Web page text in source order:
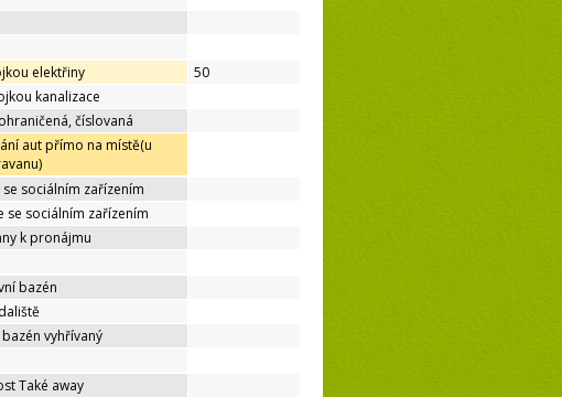
elektřiny
50
kanalizace
číslovaná
aut přímo na místě(u
se sociálním zařízením
se sociálním zařízením
k pronájmu
bazén
vyhřívaný
Také away